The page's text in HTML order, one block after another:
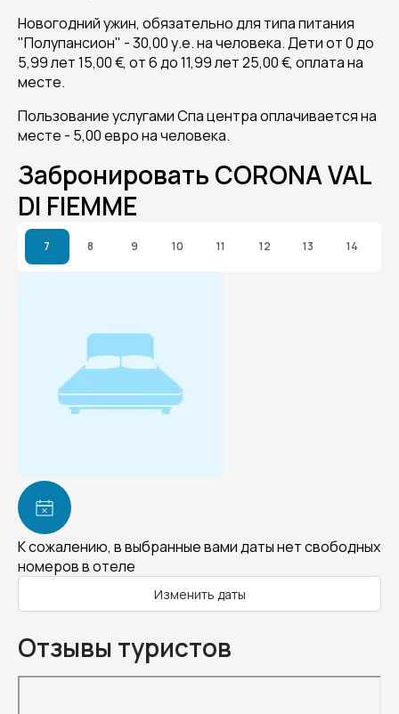
Новогодний ужин, обязательно для типа питания
"Полупансион" - 30,00 у.е. на человека. Дети от 0 до
5,99 лет 15,00 €, от 6 до 11,99 лет 25,00 €, оплата на
месте.
Пользование услугами Спа центра оплачивается на
месте - 5,00 евро на человека.
Забронировать CORONA VAL
DI FIEMME
7 8 9 10 11 12 13 14
К сожалению, в выбранные вами даты нет свободных
номеров в отеле
Изменить даты
Отзывы туристов